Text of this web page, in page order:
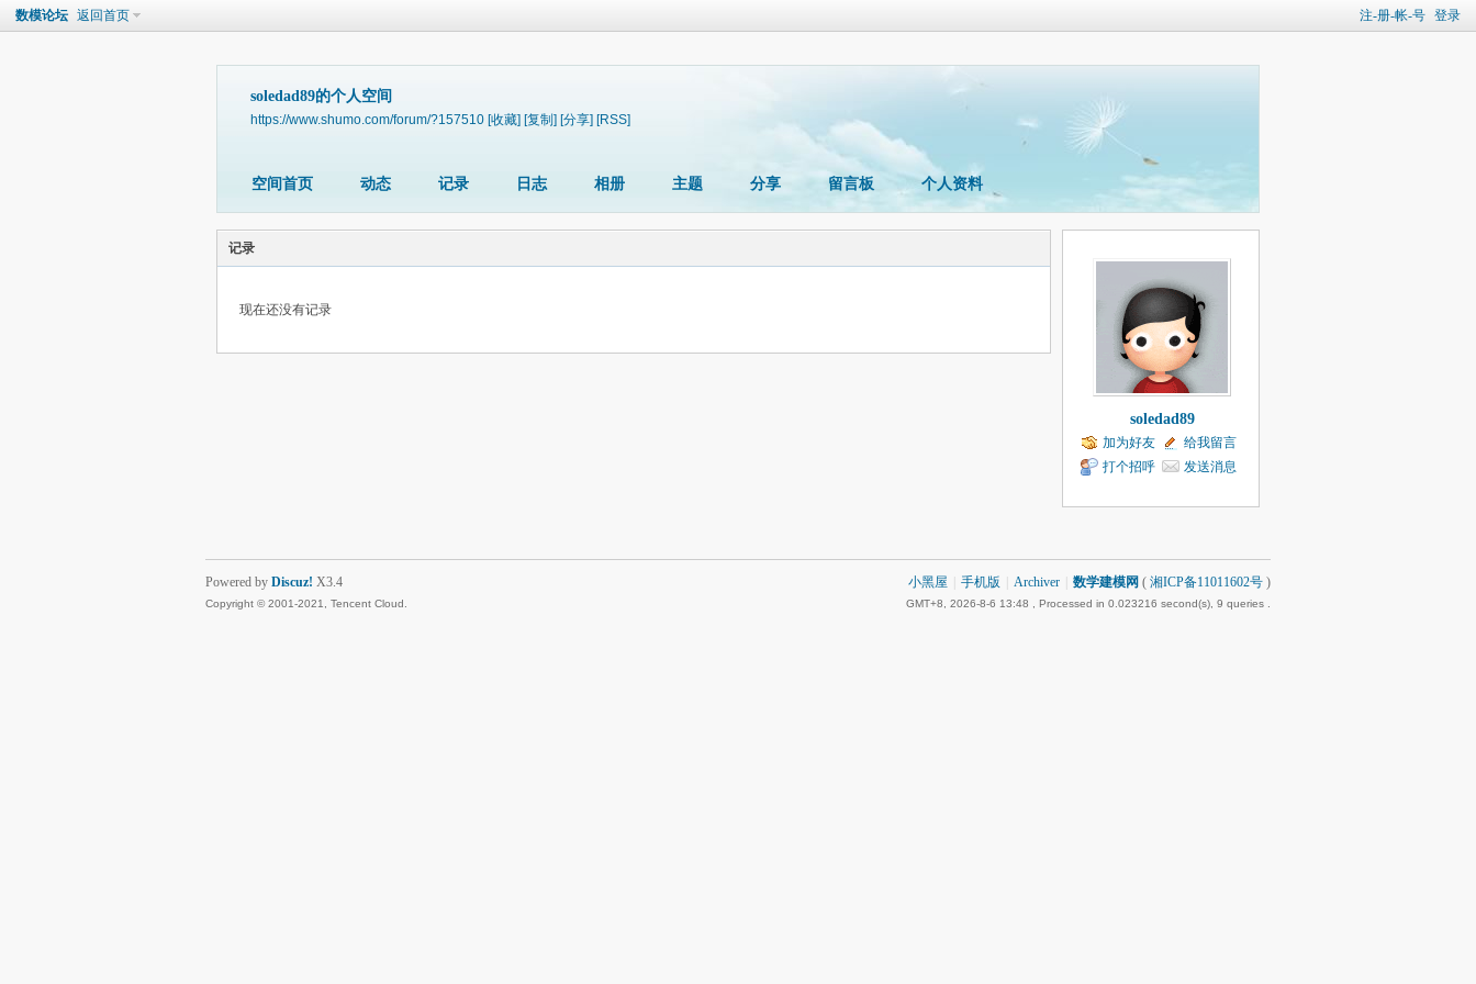
注-册-帐-号 登录
数模论坛 返回首页
soledad89的个人空间
https://www.shumo.com/forum/?157510 [收藏] [复制] [分享] [RSS]
空间首页 动态 记录 日志 相册 主题 分享 留言板 个人资料
记录
现在还没有记录
soledad89
加为好友
给我留言
打个招呼
发送消息
小黑屋 手机版 Archiver 数学建模网 ( 湘ICP备11011602号 )
GMT+8, 2026-8-6 13:48 , Processed in 0.023216 second(s), 9 queries .
Powered by Discuz! X3.4
Copyright © 2001-2021, Tencent Cloud.